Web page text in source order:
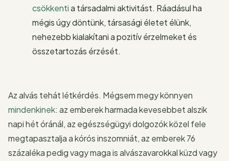
csökkentia társadalmi aktivitást. Ráadásul ha
mégis úgy döntünk, társasági életet élünk,
nehezebb kialakítani a pozitív érzelmeket és
összetartozás érzését.
Az alvás tehát létkérdés. Mégsem megy könnyen
mindenkinek: az emberek harmada kevesebbet alszik
napi hét óránál, az egészségügyi dolgozók közel fele
megtapasztalja a kórós inszomniát, az emberek 76
százaléka pedig vagy maga is alvászavarokkal küzd vagy